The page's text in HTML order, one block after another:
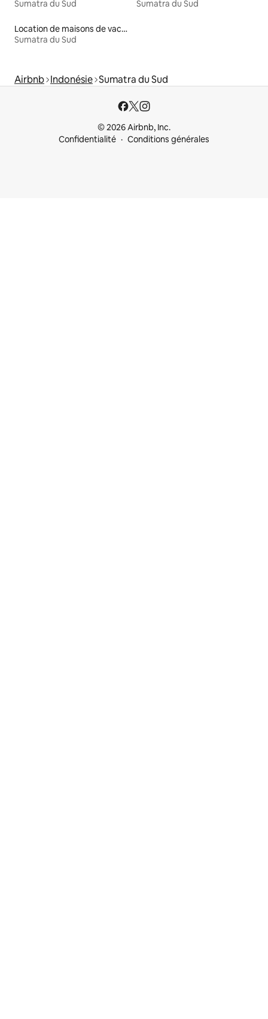
Sumatra du Sud Sumatra du Sud
Location de maisons de vacances
Sumatra du Sud
Airbnb Indonésie Sumatra du Sud
© 2026 Airbnb, Inc.
Confidentialité
Conditions générales